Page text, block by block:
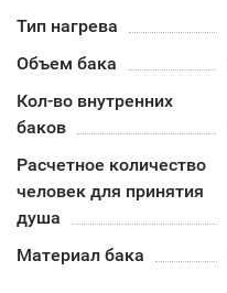
Тип нагрева
Объем бака
Кол-во внутренних
баков
Расчетное количество
человек для принятия
душа
Материал бака